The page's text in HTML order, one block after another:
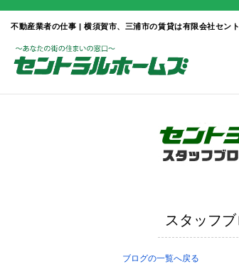
不動産業者の仕事 | 横須賀市、三浦市の賃貸は有限会社セン
スタッフ
ブログの一覧へ戻る